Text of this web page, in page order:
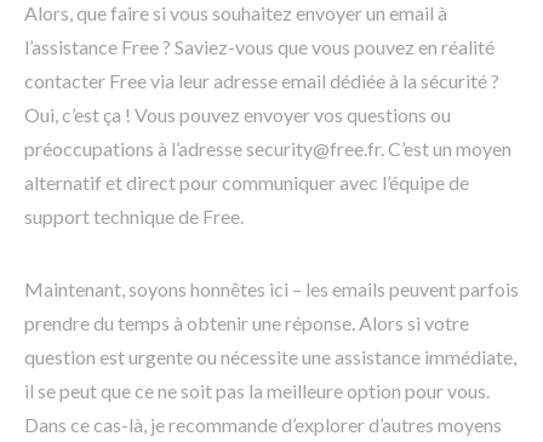
Alors, que faire si vous souhaitez envoyer un email à
l’assistance Free ? Saviez-vous que vous pouvez en réalité
contacter Free via leur adresse email dédiée à la sécurité ?
Oui, c’est ça ! Vous pouvez envoyer vos questions ou
préoccupations à l’adresse security@free.fr. C’est un moyen
alternatif et direct pour communiquer avec l’équipe de
support technique de Free.
Maintenant, soyons honnêtes ici – les emails peuvent parfois
prendre du temps à obtenir une réponse. Alors si votre
question est urgente ou nécessite une assistance immédiate,
il se peut que ce ne soit pas la meilleure option pour vous.
Dans ce cas-là, je recommande d’explorer d’autres moyens